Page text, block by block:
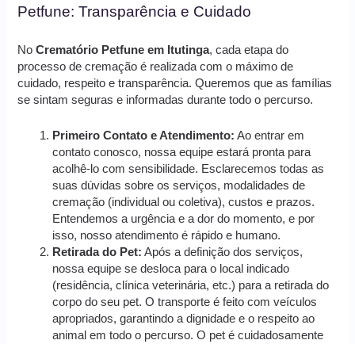
Petfune: Transparência e Cuidado
NoCrematório Petfune em Itutinga, cada etapa do
processo de cremação é realizada com o máximo de
cuidado, respeito e transparência. Queremos que as famílias
se sintam seguras e informadas durante todo o percurso.
Primeiro Contato e Atendimento: Ao entrar em
contato conosco, nossa equipe estará pronta para
acolhê-lo com sensibilidade. Esclarecemos todas as
suas dúvidas sobre os serviços, modalidades de
cremação (individual ou coletiva), custos e prazos.
Entendemos a urgência e a dor do momento, e por
isso, nosso atendimento é rápido e humano.
Retirada do Pet: Após a definição dos serviços,
nossa equipe se desloca para o local indicado
(residência, clínica veterinária, etc.) para a retirada do
corpo do seu pet. O transporte é feito com veículos
apropriados, garantindo a dignidade e o respeito ao
animal em todo o percurso. O pet é cuidadosamente